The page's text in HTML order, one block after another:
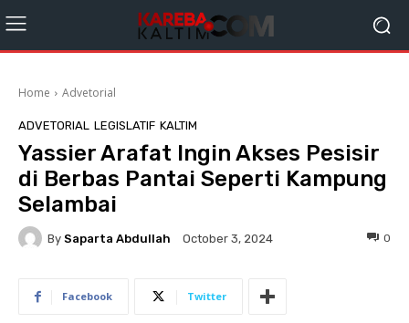
Home Advetorial
ADVETORIAL LEGISLATIF KALTIM
Yassier Arafat Ingin Akses Pesisir
di Berbas Pantai Seperti Kampung
Selambai
By Saparta Abdullah October 3, 2024 0
Facebook Twitter